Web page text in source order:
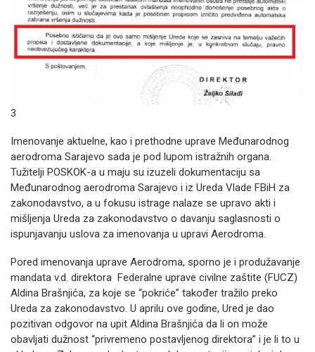
3
Imenovanje aktuelne, kao i prethodne uprave Međunarodnog
aerodroma Sarajevo sada je pod lupom istražnih organa.
Tužitelji POSKOK-a u maju su izuzeli dokumentaciju sa
Međunarodnog aerodroma Sarajevo i iz Ureda Vlade FBiH za
zakonodavstvo, a u fokusu istrage nalaze se upravo akti i
mišljenja Ureda za zakonodavstvo o davanju saglasnosti o
ispunjavanju uslova za imenovanja u upravi Aerodroma.
Pored imenovanja uprave Aerodroma, sporno je i produžavanje
mandata v.d. direktora Federalne uprave civilne zaštite (FUCZ)
Aldina Brašnjića, za koje se “pokriće” također tražilo preko
Ureda za zakonodavstvo. U aprilu ove godine, Ured je dao
pozitivan odgovor na upit Aldina Brašnjića da li on može
obavljati dužnost “privremeno postavljenog direktora” i je li to u